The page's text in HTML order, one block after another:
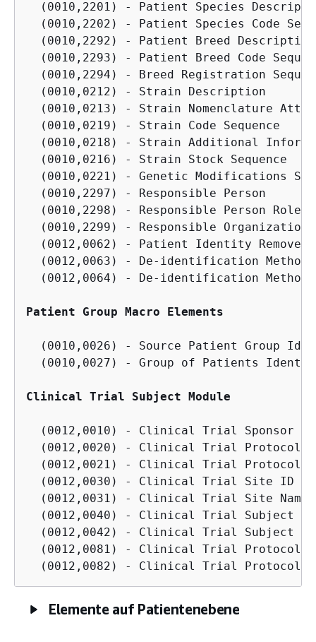
(0010,2201) - Patient Species
(0010,2202) - Patient Species Code
  (0010,2292) - Patient Breed Description
(0010,2293) - Patient Breed Code
(0010,2294) - Breed Registration
  (0010,0212) - Strain Description
(0010,0213) - Strain Nomenclature
  (0010,0219) - Strain Code Sequence
(0010,0218) - Strain Additional
  (0010,0216) - Strain Stock Sequence
(0010,0221) - Genetic Modifications
  (0010,2297) - Responsible Person
(0010,2298) - Responsible Person Role
  (0010,2299) - Responsible Organization
  (0012,0062) - Patient Identity Removed
  (0012,0063) - De-identification Method
(0012,0064) - De-identification Method
Patient Group Macro Elements
(0010,0026) - Source Patient Group
(0010,0027) - Group of Patients
Clinical Trial Subject Module
(0012,0010) - Clinical Trial Sponsor
(0012,0020) - Clinical Trial Protocol
(0012,0021) - Clinical Trial Protocol
  (0012,0030) - Clinical Trial Site ID
  (0012,0031) - Clinical Trial Site Name
  (0012,0040) - Clinical Trial Subject ID
(0012,0042) - Clinical Trial Subject
(0012,0081) - Clinical Trial Protocol
Elemente auf Patientenebene